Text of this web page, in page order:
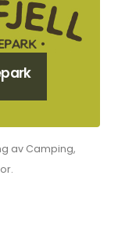
av Camping,